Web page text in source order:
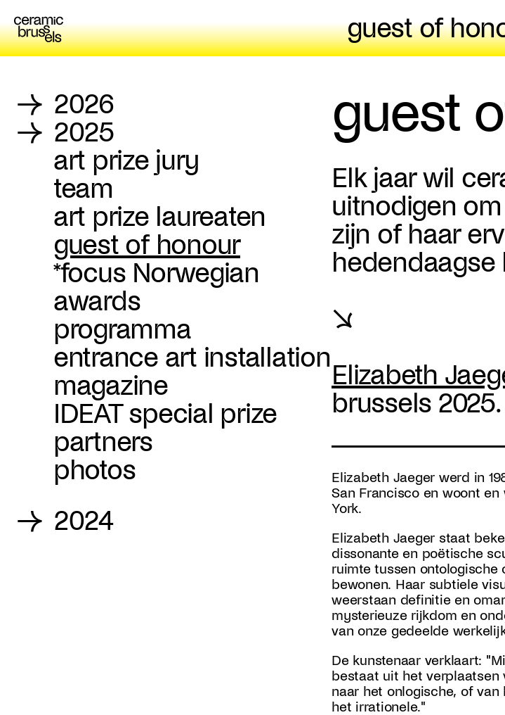
guest of
→ 2026
→ 2025
art prize jury
team
art prize laureaten
guest of honour
*focus Norwegian
awards
programma
entrance art installation
magazine
IDEAT special prize
partners
photos
→ 2024
guest
Elk jaar wil
uitnodigen
zijn of haar
hedendaagse
↘
Elizabeth
brussels 2025.
Elizabeth Jaeger werd in
San Francisco en woont en
York.
Elizabeth Jaeger staat
dissonante en poëtische
ruimte tussen ontologische
bewonen. Haar subtiele
weerstaan definitie en
mysterieuze rijkdom en
van onze gedeelde
De kunstenaar verklaart:
bestaat uit het verplaatsen
naar het onlogische, of van
het irrationele."